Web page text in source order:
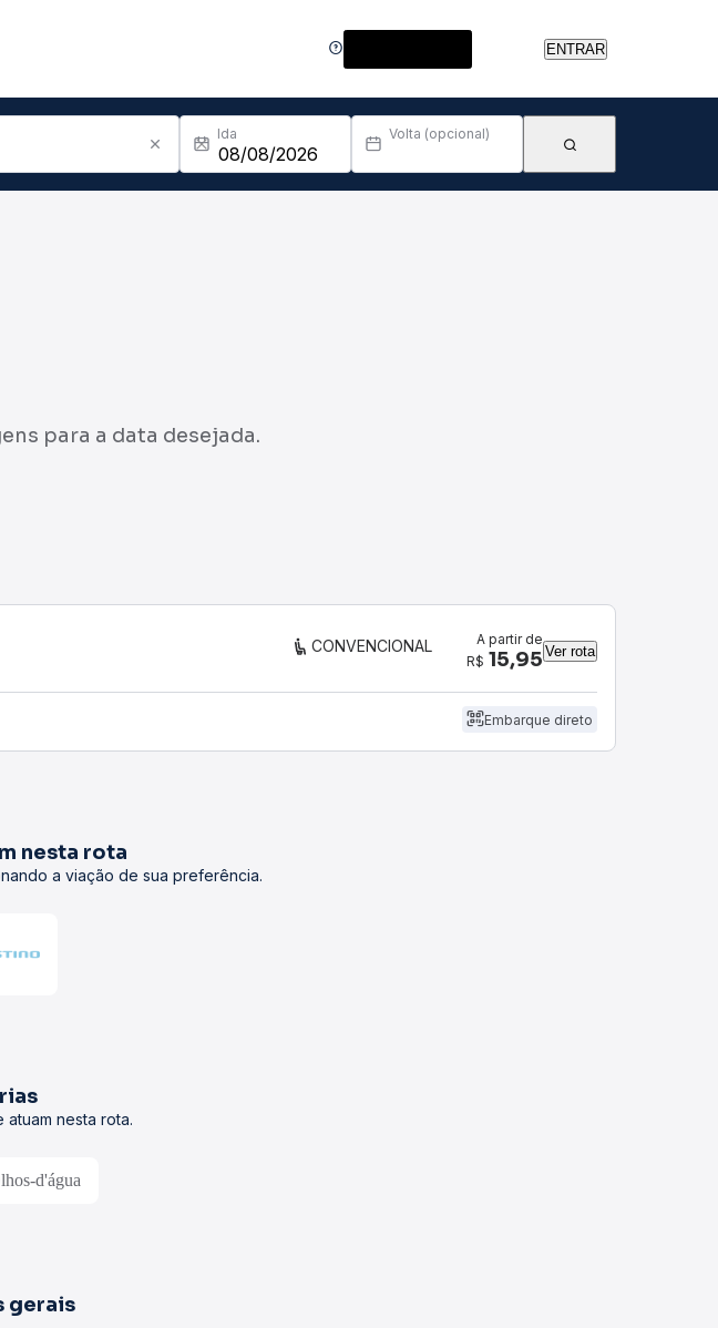
ENTRAR
Ida Volta (opcional)
para a data desejada.
CONVENCIONAL
A partir de
R$ 15,95 Ver rota
Embarque direto
nesta rota
a viação de sua preferência.
nesta rota.
d'água
gerais